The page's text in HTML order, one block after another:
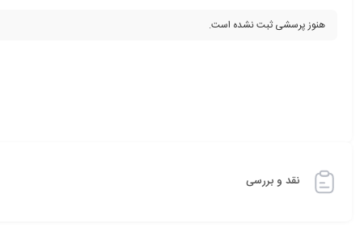
هنوز پرسشی ثبت نشده است.
نقد و بررسی